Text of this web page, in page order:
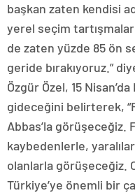
başkan zaten kendisi
yerel seçim
de zaten yüzde 85 ön
geride bırakıyoruz.”
Özgür Özel, 15
gideceğini belirterek,
Abbas’la görüşeceğiz.
kaybedenlerle,
olanlarla görüşeceğiz.
Türkiye’ye önemli bir